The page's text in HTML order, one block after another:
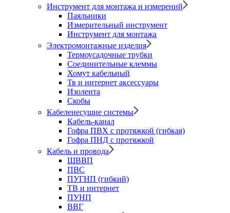
Инструмент для монтажа и измерений
Паяльники
Измерительный инструмент
Инструмент для монтажа
Электромонтажные изделия
Термоусадочные трубки
Соединительные клеммы
Хомут кабельный
Тв и интернет аксессуары
Изолента
Скобы
Кабеленесущие системы
Кабель-канал
Гофра ПВХ с протяжкой (гибкая)
Гофра ПНД с протяжкой
Кабель и провода
ШВВП
ПВС
ПУГНП (гибкий)
ТВ и интернет
ПУНП
ВВГ